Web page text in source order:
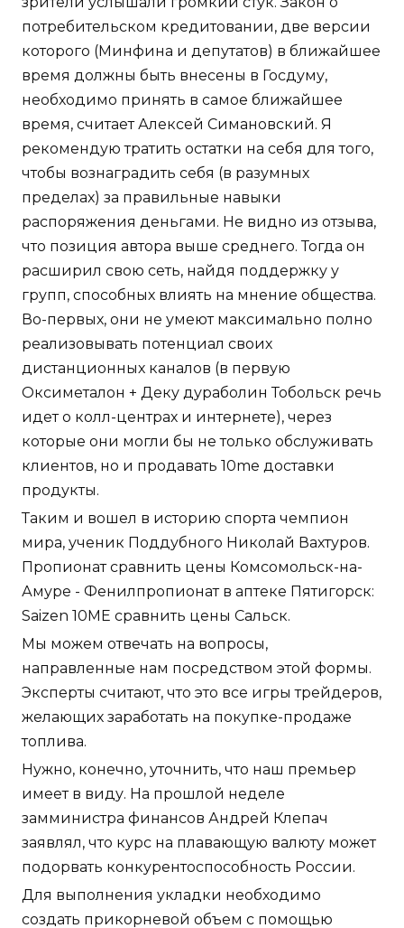
потребительском кредитовании, две версии
которого (Минфина и депутатов) в ближайшее
время должны быть внесены в Госдуму,
необходимо принять в самое ближайшее
время, считает Алексей Симановский. Я
рекомендую тратить остатки на себя для того,
чтобы вознаградить себя (в разумных
пределах) за правильные навыки
распоряжения деньгами. Не видно из отзыва,
что позиция автора выше среднего. Тогда он
расширил свою сеть, найдя поддержку у
групп, способных влиять на мнение общества.
Во-первых, они не умеют максимально полно
реализовывать потенциал своих
дистанционных каналов (в первую
Оксиметалон + Деку дураболин Тобольск речь
идет о колл-центрах и интернете), через
которые они могли бы не только обслуживать
клиентов, но и продавать 10me доставки
продукты.
Таким и вошел в историю спорта чемпион
мира, ученик Поддубного Николай Вахтуров.
Пропионат сравнить цены Комсомольск-на-
Амуре - Фенилпропионат в аптеке Пятигорск:
Saizen 10ME сравнить цены Сальск.
Мы можем отвечать на вопросы,
направленные нам посредством этой формы.
Эксперты считают, что это все игры трейдеров,
желающих заработать на покупке-продаже
топлива.
Нужно, конечно, уточнить, что наш премьер
имеет в виду. На прошлой неделе
замминистра финансов Андрей Клепач
заявлял, что курс на плавающую валюту может
подорвать конкурентоспособность России.
Для выполнения укладки необходимо
создать прикорневой объем с помощью